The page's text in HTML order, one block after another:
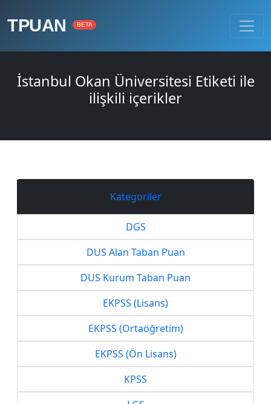
TPUAN BETA
İstanbul Okan Üniversitesi Etiketi ile
ilişkili içerikler
Kategoriler
DGS
DUS Alan Taban Puan
DUS Kurum Taban Puan
EKPSS (Lisans)
EKPSS (Ortaöğretim)
EKPSS (Ön Lisans)
KPSS